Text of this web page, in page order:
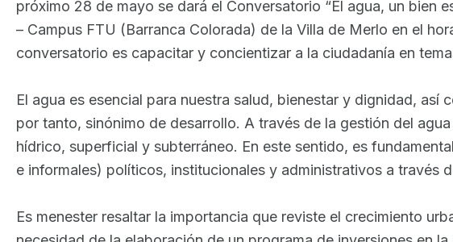
próximo 28 de mayo se dará el Conversatorio “El agua, un bien
– Campus FTU (Barranca Colorada) de la Villa de Merlo en el
conversatorio es capacitar y concientizar a la ciudadanía en
El agua es esencial para nuestra salud, bienestar y dignidad,
por tanto, sinónimo de desarrollo. A través de la gestión del
hídrico, superficial y subterráneo. En este sentido, es
e informales) políticos, institucionales y administrativos a través
Es menester resaltar la importancia que reviste el crecimiento